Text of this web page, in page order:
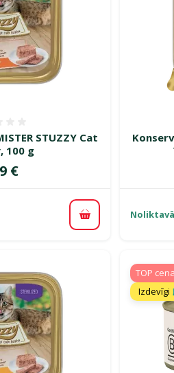
STUZZY Cat
100 g
€
Pievienot grozam
Noliktavā
TOP